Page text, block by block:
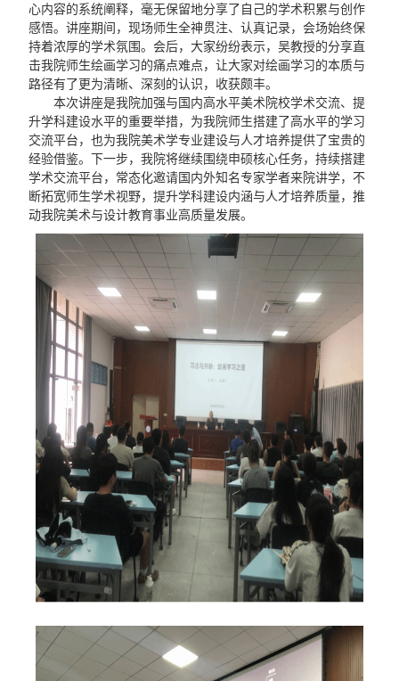
心内容的系统阐释，毫无保留地分享了自己的学术积累与创作
感悟。讲座期间，现场师生全神贯注、认真记录，会场始终保
持着浓厚的学术氛围。会后，大家纷纷表示，吴教授的分享直
击我院师生绘画学习的痛点难点，让大家对绘画学习的本质与
路径有了更为清晰、深刻的认识，收获颇丰。
本次讲座是我院加强与国内高水平美术院校学术交流、提
升学科建设水平的重要举措，为我院师生搭建了高水平的学习
交流平台，也为我院美术学专业建设与人才培养提供了宝贵的
经验借鉴。下一步，我院将继续围绕申硕核心任务，持续搭建
学术交流平台，常态化邀请国内外知名专家学者来院讲学，不
断拓宽师生学术视野，提升学科建设内涵与人才培养质量，推
动我院美术与设计教育事业高质量发展。